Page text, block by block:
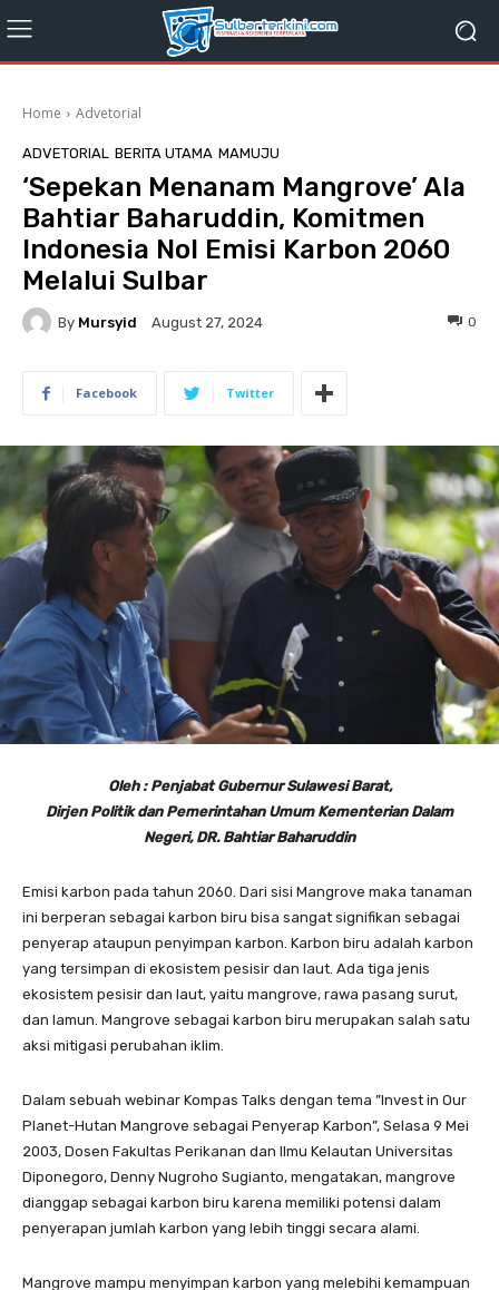
Home Advetorial
ADVETORIAL BERITA UTAMA MAMUJU
‘Sepekan Menanam Mangrove’ Ala
Bahtiar Baharuddin, Komitmen
Indonesia Nol Emisi Karbon 2060
Melalui Sulbar
By Mursyid August 27, 2024 0
Facebook Twitter
Oleh : Penjabat Gubernur Sulawesi Barat,
Dirjen Politik dan Pemerintahan Umum Kementerian Dalam
Negeri, DR. Bahtiar Baharuddin
Emisi karbon pada tahun 2060. Dari sisi Mangrove maka tanaman
ini berperan sebagai karbon biru bisa sangat signifikan sebagai
penyerap ataupun penyimpan karbon. Karbon biru adalah karbon
yang tersimpan di ekosistem pesisir dan laut. Ada tiga jenis
ekosistem pesisir dan laut, yaitu mangrove, rawa pasang surut,
dan lamun. Mangrove sebagai karbon biru merupakan salah satu
aksi mitigasi perubahan iklim.
Dalam sebuah webinar Kompas Talks dengan tema ”Invest in Our
Planet-Hutan Mangrove sebagai Penyerap Karbon”, Selasa 9 Mei
2003, Dosen Fakultas Perikanan dan Ilmu Kelautan Universitas
Diponegoro, Denny Nugroho Sugianto, mengatakan, mangrove
dianggap sebagai karbon biru karena memiliki potensi dalam
penyerapan jumlah karbon yang lebih tinggi secara alami.
Mangrove mampu menyimpan karbon yang melebihi kemampuan